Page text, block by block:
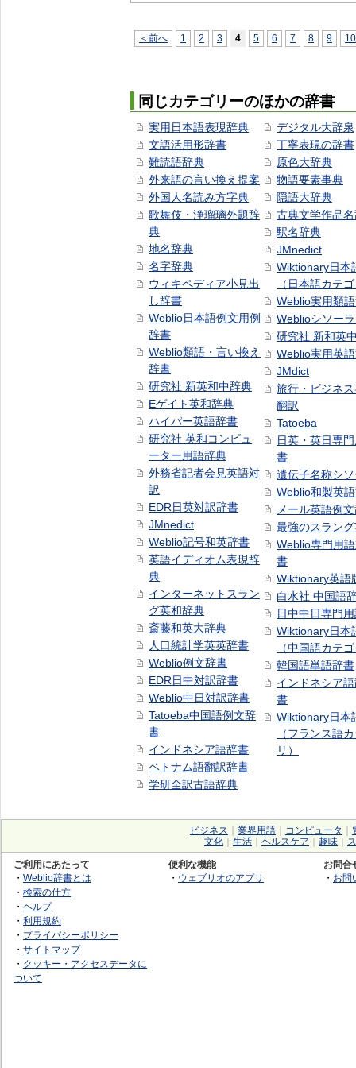
＜前へ 1 2 3 4 5 6 7 8 9 10
同じカテゴリーのほかの辞書
実用日本語表現辞典
文語活用形辞書
難読語辞典
外来語の言い換え提案
外国人名読み方字典
歌舞伎・浄瑠璃外題辞
典
地名辞典
名字辞典
ウィキペディア小見出
し辞書
Weblio日本語例文用例
辞書
Weblio類語・言い換え
辞書
研究社 新英和中辞典
Eゲイト英和辞典
ハイパー英語辞書
研究社 英和コンピュ
ーター用語辞典
外務省記者会見英語対
訳
EDR日英対訳辞書
JMnedict
Weblio記号和英辞書
英語イディオム表現辞
典
インターネットスラン
グ英和辞典
斎藤和英大辞典
人口統計学英英辞書
Weblio例文辞書
EDR日中対訳辞書
Weblio中日対訳辞書
Tatoeba中国語例文辞
書
インドネシア語辞書
ベトナム語翻訳辞書
学研全訳古語辞典
デジタル大辞泉
丁寧表現の辞書
原色大辞典
物語要素事典
隠語大辞典
古典文学作品
駅名辞典
JMnedict
Wiktionary日本
（日本語カテ
Weblio実用類
Weblioシソー
研究社 新和英
Weblio実用英
JMdict
旅行・ビジネ
翻訳
Tatoeba
日英・英日専
書
遺伝子名称シ
Weblio和製英
メール英語例
最強のスラン
Weblio専門用
書
Wiktionary英語
白水社 中国語
日中中日専門
Wiktionary日本
（中国語カテ
韓国語単語辞書
インドネシア
書
Wiktionary日本
（フランス語
リ）
ビジネス 業界用語 コンピュータ
文化
生活 ヘルスケア 趣味
ご利用にあたって
・ Weblio辞書とは
・ 検索の仕方
・ ヘルプ
・ 利用規約
・ プライバシーポリシー
・ サイトマップ
・ クッキー・アクセスデータに
ついて
便利な機能
・ ウェブリオのアプリ
お問合
・ お問